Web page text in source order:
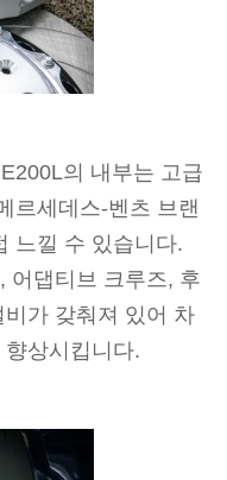
의 내부는 고급
르세데스-벤츠 브랜
느낄 수 있습니다.
어댑티브 크루즈, 후
가 갖춰져 있어 차
상시킵니다.